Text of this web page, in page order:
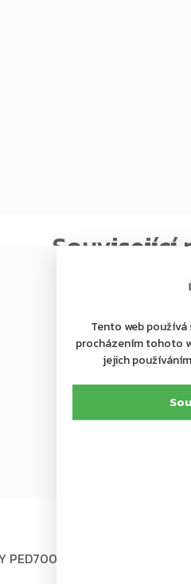
Tento web
procházením tohoto
jejich
PED700 paniková hrazda,